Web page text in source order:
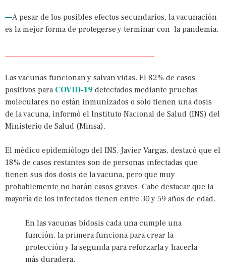
—A pesar de los posibles efectos secundarios, la vacunación
es la mejor forma de protegerse y terminar con la pandemia.
Las vacunas funcionan y salvan vidas. El 82% de casos
positivos para COVID-19 detectados mediante pruebas
moleculares no están inmunizados o solo tienen una dosis
de la vacuna, informó el Instituto Nacional de Salud (INS) del
Ministerio de Salud (Minsa).
El médico epidemiólogo del INS, Javier Vargas, destacó que el
18% de casos restantes son de personas infectadas que
tienen sus dos dosis de la vacuna, pero que muy
probablemente no harán casos graves. Cabe destacar que la
mayoría de los infectados tienen entre 30 y 59 años de edad.
En las vacunas bidosis cada una cumple una
función, la primera funciona para crear la
protección y la segunda para reforzarla y hacerla
más duradera.